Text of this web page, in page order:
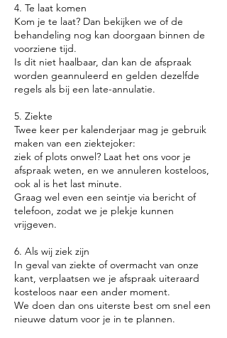
4. Te laat komen
Kom je te laat? Dan bekijken we of de
behandeling nog kan doorgaan binnen de
voorziene tijd.
Is dit niet haalbaar, dan kan de afspraak
worden geannuleerd en gelden dezelfde
regels als bij een late-annulatie.
5. Ziekte
Twee keer per kalenderjaar mag je gebruik
maken van een ziektejoker:
ziek of plots onwel? Laat het ons voor je
afspraak weten, en we annuleren kosteloos,
ook al is het last minute.
Graag wel even een seintje via bericht of
telefoon, zodat we je plekje kunnen
vrijgeven.
6. Als wij ziek zijn
In geval van ziekte of overmacht van onze
kant, verplaatsen we je afspraak uiteraard
kosteloos naar een ander moment.
We doen dan ons uiterste best om snel een
nieuwe datum voor je in te plannen.